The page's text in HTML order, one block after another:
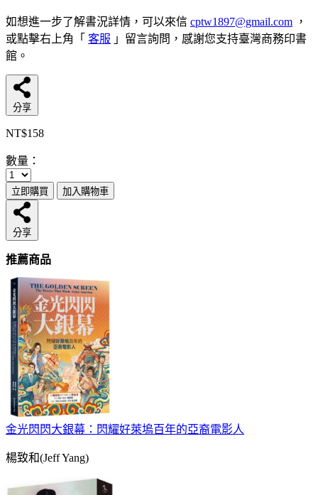
如想進一步了解書況詳情，可以來信 cptw1897@gmail.com ，
或點擊右上角「 客服 」留言詢問，感謝您支持臺灣商務印書
館。
分享
NT$158
數量：
立即購買 加入購物車
分享
推薦商品
金光閃閃大銀幕：閃耀好萊塢百年的亞裔電影人
楊致和(Jeff Yang)